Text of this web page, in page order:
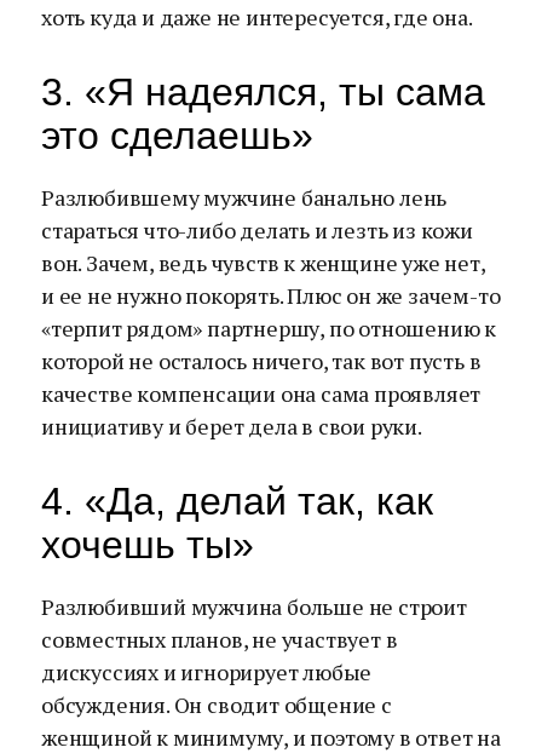
хоть куда и даже не интересуется, где она.
3. «Я надеялся, ты сама
это сделаешь»
Разлюбившему мужчине банально лень
стараться что-либо делать и лезть из кожи
вон. Зачем, ведь чувств к женщине уже нет,
и ее не нужно покорять. Плюс он же зачем-то
«терпит рядом» партнершу, по отношению к
которой не осталось ничего, так вот пусть в
качестве компенсации она сама проявляет
инициативу и берет дела в свои руки.
4. «Да, делай так, как
хочешь ты»
Разлюбивший мужчина больше не строит
совместных планов, не участвует в
дискуссиях и игнорирует любые
обсуждения. Он сводит общение с
женщиной к минимуму, и поэтому в ответ на